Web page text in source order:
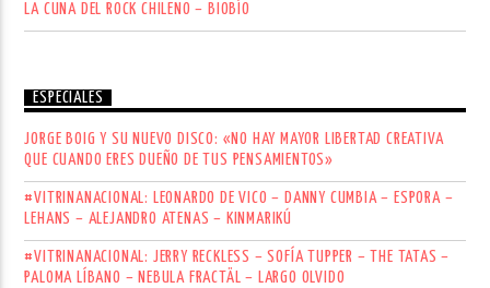
LA CUNA DEL ROCK CHILENO – BIOBÍO
ESPECIALES
JORGE BOIG Y SU NUEVO DISCO: «NO HAY MAYOR LIBERTAD CREATIVA
QUE CUANDO ERES DUEÑO DE TUS PENSAMIENTOS»
#VITRINANACIONAL: LEONARDO DE VICO – DANNY CUMBIA – ESPORA –
LEHANS – ALEJANDRO ATENAS – KINMARIKÚ
#VITRINANACIONAL: JERRY RECKLESS – SOFÍA TUPPER – THE TATAS –
PALOMA LÍBANO – NEBULA FRACTÄL – LARGO OLVIDO